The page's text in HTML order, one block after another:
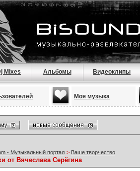
Mixes Альбомы Видеоклипы
Моя музыка
- Музыкальный портал > Ваше творчество
от Вячеслава Серёгина